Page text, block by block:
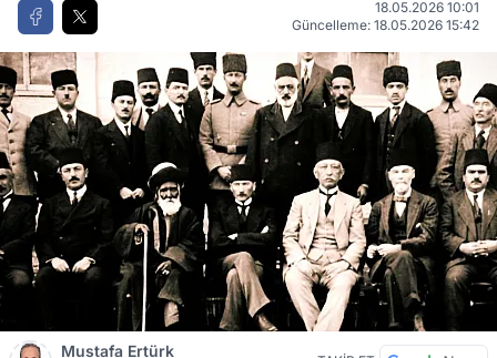
18.05.2026 10:01
Güncelleme: 18.05.2026 15:42
Mustafa Ertürk